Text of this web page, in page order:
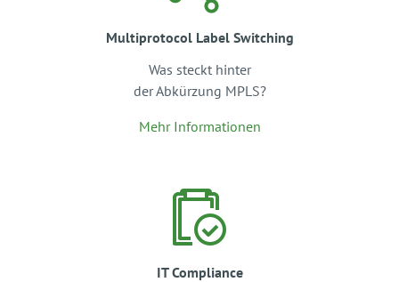
Multiprotocol Label Switching
Was steckt hinter
der Abkürzung MPLS?
Mehr Informationen
IT Compliance